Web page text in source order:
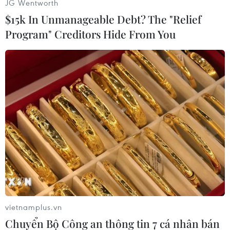
#Cam Ranh #Cảng hàng không
#Du khách
#Tour du lịch
Anh Nga
Theo dõi VietnamPlus
JG Wentworth
$15k In Unmanageable Debt? The "Relief
Program" Creditors Hide From You
vietnamplus.vn
Chuyển Bộ Công an thông tin 7 cá nhân bán